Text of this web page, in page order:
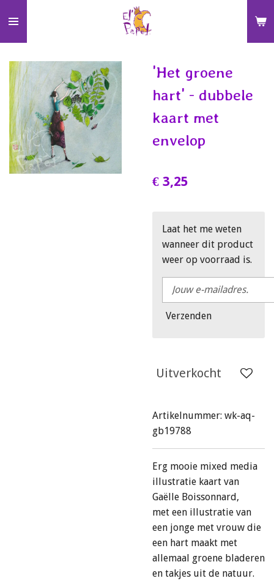
direct
naar
de
hoofdinhoud
'Het groene
hart' - dubbele
kaart met
envelop
€ 3,25
Laat het me weten
wanneer dit product
weer op voorraad is.
Verzenden
Uitverkocht
Artikelnummer: wk-aq-
gb19788
Erg mooie mixed media
illustratie kaart van
Gaëlle Boissonnard,
met een illustratie van
een jonge met vrouw die
een hart maakt met
allemaal groene bladeren
en takjes uit de natuur.